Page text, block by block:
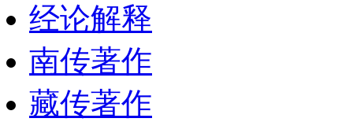
经论解释
南传著作
藏传著作